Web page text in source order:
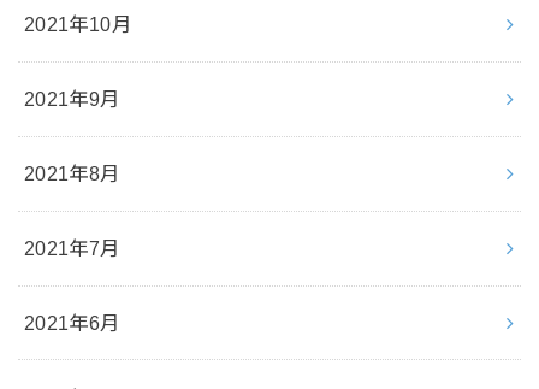
2021年10月
2021年9月
2021年8月
2021年7月
2021年6月